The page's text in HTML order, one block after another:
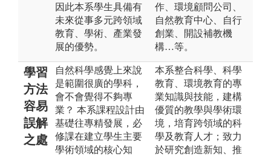
因此本系學生具備有
未來從事多元跨領域
教育、學術、產業發
展的優勢。
作、環境顧問公司、
自然教育中心、自行
創業、開設補教機
構…等。
學習
方法
容易
誤解
之處
自然科學感覺上來說
是範圍很廣的學科，
會不會覺得不夠專
業？ 本系課程設計由
基礎往專精發展，必
修課在建立學生主要
學術領域的核心知
本系整合科學、科學
教育、環境教育的專
業知識與技能，建構
優質的教學與學術環
境，培育跨領域的科
學及教育人才；致力
於研究創造新知、推